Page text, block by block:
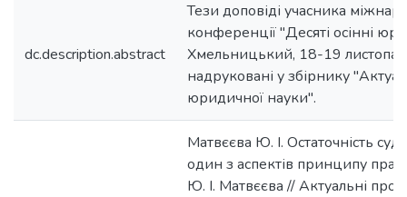
dc.description.abstract
Тези доповіді учасника
конференції "Десяті осінні
Хмельницький, 18-19
надруковані у збірнику
юридичної науки".
Матвєєва Ю. І. Остаточність
один з аспектів принципу
Ю. І. Матвєєва // Актуальні